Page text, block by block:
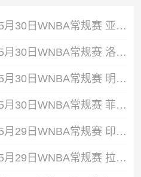
2026年05月30日 05月30日WNBA常规赛 亚特兰大梦想86-66波特兰火焰 全场集锦
2026年05月30日 05月30日WNBA常规赛 洛杉矶火花92-87华盛顿神秘人 全场集锦
2026年05月30日 05月30日WNBA常规赛 明尼苏达山猫79-58芝加哥天空 全场集锦
2026年05月30日 05月30日WNBA常规赛 菲尼克斯水星68-75纽约自由人 全场集锦
2026年05月29日 05月29日WNBA常规赛 印第安纳狂热88-90金州女武神 全场集锦
2026年05月29日 05月29日WNBA常规赛 拉斯维加斯王牌87-95达拉斯飞翼 全场集锦